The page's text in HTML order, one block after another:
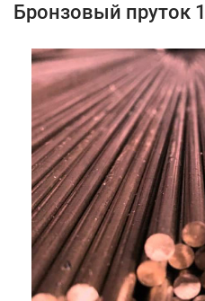
Бронзовый